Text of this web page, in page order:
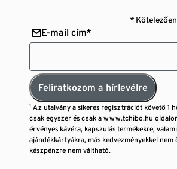
*
E-mail cím*
Feliratkozom a hírlevélre
¹ Az utalvány a sikeres regisztrációt követő 1
csak egyszer és csak a www.tchibo.hu
érvényes kávéra, kapszulás termékekre,
ajándékkártyákra, más kedvezményekkel nem
készpénzre nem váltható.